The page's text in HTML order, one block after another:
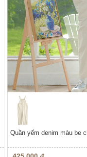
Quần yếm denim màu be